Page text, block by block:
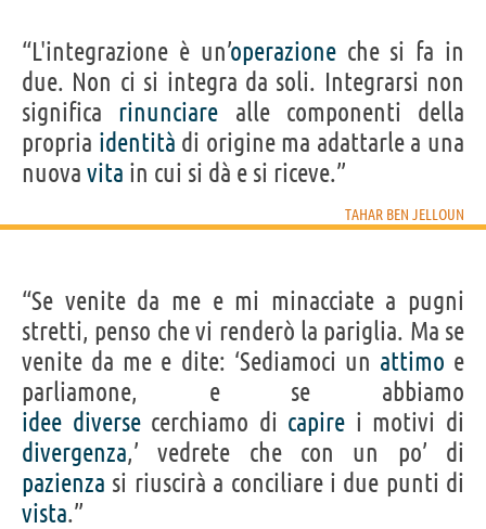
“L'integrazione è un’operazioneche si fa in
due. Non ci si integra da soli. Integrarsi non
significa rinunciare alle componenti della
propria identità di origine ma adattarle a una
nuova vita in cui si dà e si riceve.”
TAHAR BEN JELLOUN
“Se venite da me e mi minacciate a pugni
stretti, penso che vi renderò la pariglia. Ma se
venite da me e dite: ‘Sediamoci un attimo e
parliamone, e se abbiamo
idee diversecerchiamo di capire i motivi di
divergenza,’ vedrete che con un po’ di
pazienza si riuscirà a conciliare i due punti di
vista.”